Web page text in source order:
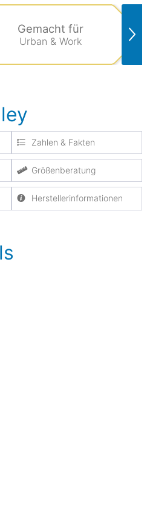
Gemacht für
Urban & Work
Zahlen & Fakten
Größenberatung
Herstellerinformationen